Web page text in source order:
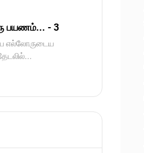
பயணம்... - 3
எல்லோருடைய